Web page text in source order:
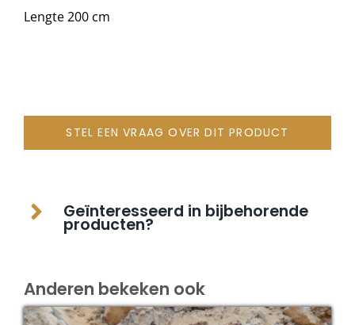
Lengte 200 cm
STEL EEN VRAAG OVER DIT PRODUCT
Geïnteresseerd in bijbehorende
producten?
Anderen bekeken ook